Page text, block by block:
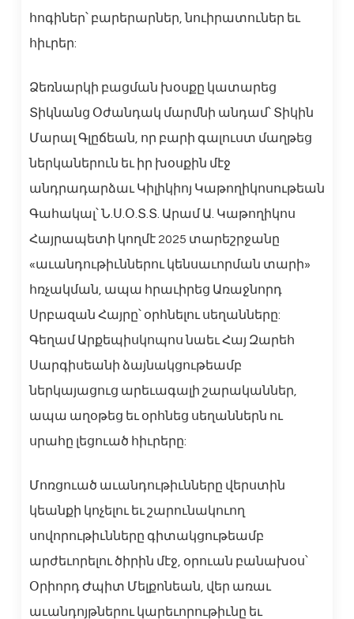
հոգիներ՝ բարերարներ, նուիրատուներ եւ
հիւրեր:
Ձեռնարկի բացման խօսքը կատարեց
Տիկնանց Օժանդակ մարմնի անդամ՝ Տիկին
Մարալ Գլըճեան, որ բարի գալուստ մաղթեց
ներկաներուն եւ իր խօսքին մէջ
անդրադարձաւ Կիլիկիոյ Կաթողիկոսութեան
Գահակալ՝ Ն.Ս.Օ.Տ.Տ. Արամ Ա. Կաթողիկոս
Հայրապետի կողմէ 2025 տարեշրջանը
«աւանդութիւններու կենսաւորման տարի»
հռչակման, ապա հրաւիրեց Առաջնորդ
Սրբազան Հայրը՝ օրհնելու սեղանները:
Գեղամ Արքեպիսկոպոս նաեւ Հայ Զարեհ
Սարգիսեանի ձայնակցութեամբ
ներկայացուց արեւագալի շարականներ,
ապա աղօթեց եւ օրհնեց սեղաններն ու
սրահը լեցուած հիւրերը:
Մոռցուած աւանդութիւնները վերստին
կեանքի կոչելու եւ շարունակուող
սովորութիւնները գիտակցութեամբ
արժեւորելու ծիրին մէջ, օրուան բանախօս՝
Օրիորդ Ժպիտ Մելքոնեան, վեր առաւ
աւանդոյթներու կարեւորութիւնը եւ